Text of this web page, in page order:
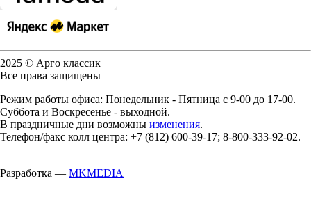
2025 © Арго классик
Все права защищены
Режим работы офиса: Понедельник - Пятница с 9-00 до 17-00.
Суббота и Воскресенье - выходной.
В праздничные дни возможны изменения.
Телефон/факс колл центра: +7 (812) 600-39-17; 8-800-333-92-02.
Разработка — MKMEDIA